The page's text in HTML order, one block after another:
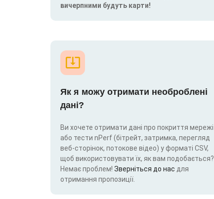
вичерпними будуть карти!
Як я можу отримати необроблені
дані?
Ви хочете отримати дані про покриття мережі
або тести nPerf (бітрейт, затримка, перегляд
веб-сторінок, потокове відео) у форматі CSV,
щоб використовувати їх, як вам подобається?
Немає проблем! Зверніться до нас для
отримання пропозиції.